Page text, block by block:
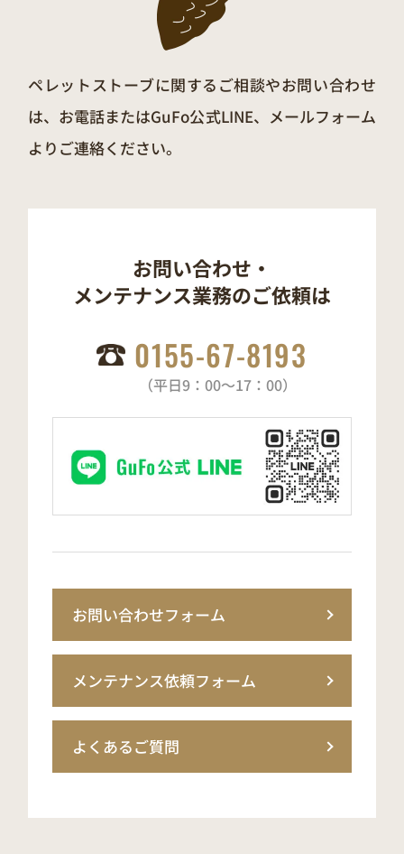
ペレットストーブに関するご相談やお問い合わせ
は、お電話またはGuFo公式LINE、メールフォーム
よりご連絡ください。
お問い合わせ・
メンテナンス業務のご依頼は
0155-67-8193
（平日9：00～17：00）
お問い合わせフォーム
メンテナンス依頼フォーム
よくあるご質問